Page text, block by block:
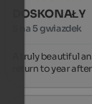
DOSKONAŁY
5 na 5 gwiazdek
A truly beautiful
return to year